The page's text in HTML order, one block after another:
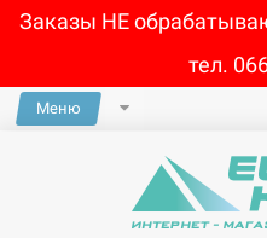
Заказы НЕ
тел.
Меню